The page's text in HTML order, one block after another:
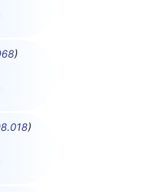
)
)